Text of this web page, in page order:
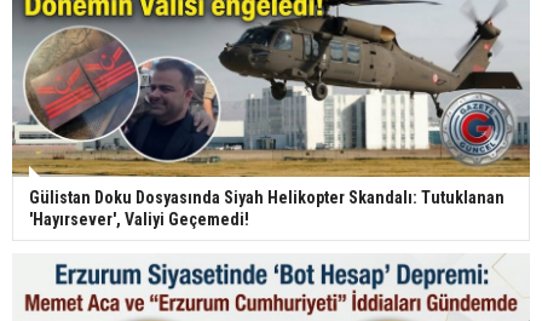
Gülistan Doku Dosyasında Siyah Helikopter Skandalı: Tutuklanan
'Hayırsever', Valiyi Geçemedi!